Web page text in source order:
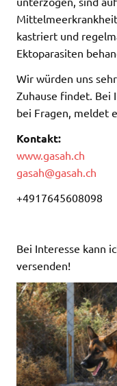
kastriert und
Ektoparasiten
Wir würden uns
Zuhause findet. Bei
bei Fragen, meldet
Kontakt:
www.gasah.ch
gasah@gasah.ch
+4917645608098
Bei Interesse kann
versenden!